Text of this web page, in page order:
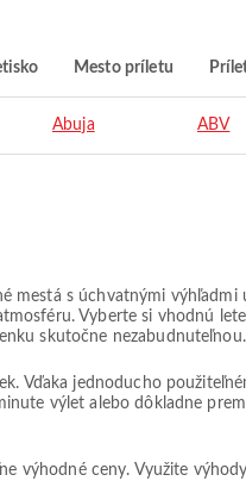
Mesto príletu
Abuja ABV
mestá s úchvatnými
Vyberte si vhodnú
skutočne nezabudnuteľnou.
Vďaka jednoducho
výlet alebo dôkladne
výhodné ceny. Využite